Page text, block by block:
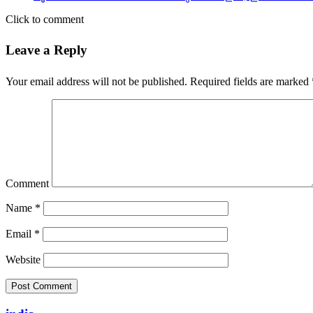
Click to comment
Leave a Reply
Your email address will not be published. Required fields are marked
Comment
Name *
Email *
Website